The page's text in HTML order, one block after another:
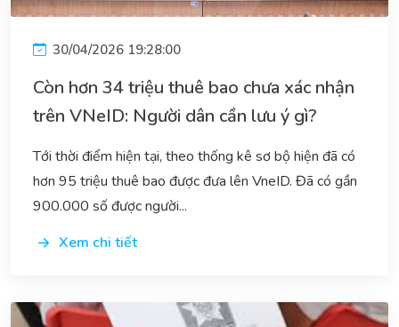
30/04/2026 19:28:00
Còn hơn 34 triệu thuê bao chưa xác nhận
trên VNeID: Người dân cần lưu ý gì?
Tới thời điểm hiện tại, theo thống kê sơ bộ hiện đã có
hơn 95 triệu thuê bao được đưa lên VneID. Đã có gần
900.000 số được người...
Xem chi tiết